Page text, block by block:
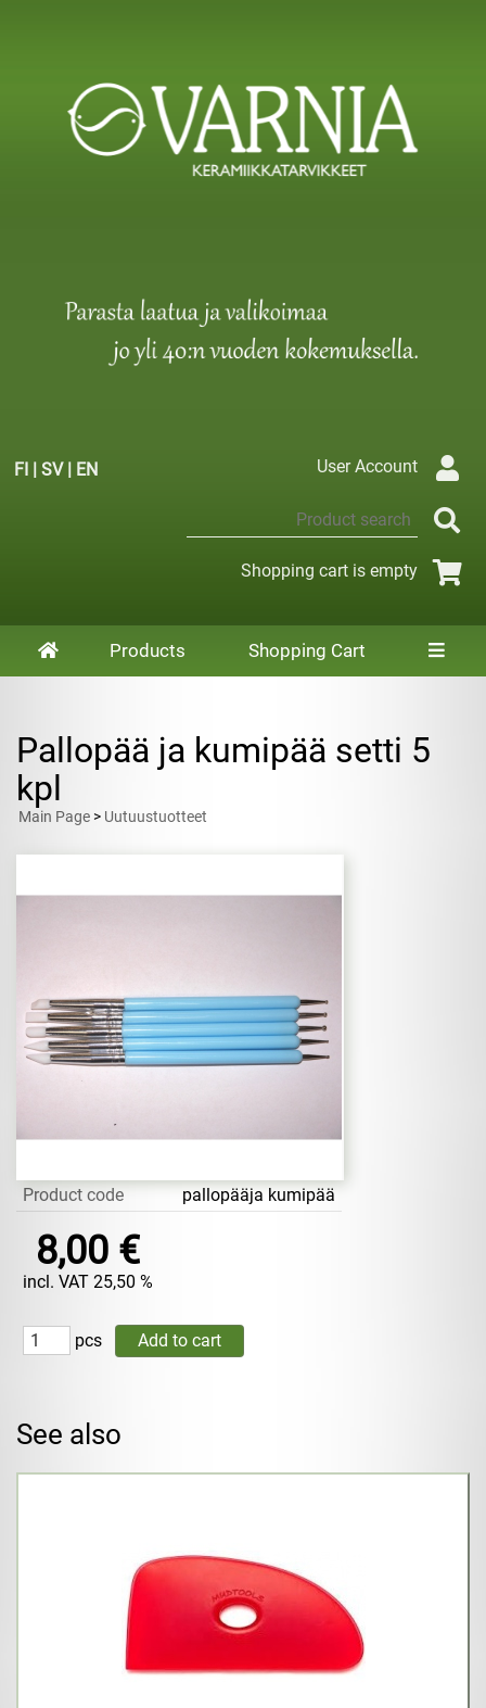
FI | SV| EN User Account
Shopping cart is empty
Products Shopping Cart
Pallopää ja kumipää setti 5
kpl
Main Page > Uutuustuotteet
Product code pallopääja kumipää
8,00 €
incl. VAT 25,50 %
pcs
See also